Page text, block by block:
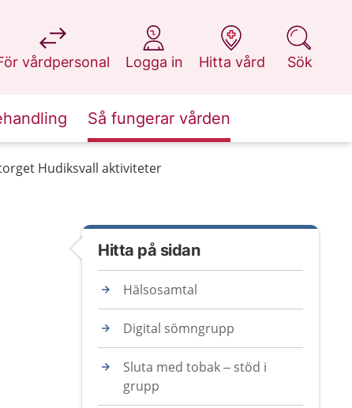
vårdpersonal
på 1177.se
Logga in
på 1177.se
Hitta vård
på 1177.se
Sök
på 1177.se
Så fungerar vården
Hudiksvall aktiviteter
Hitta på sidan
Hälsosamtal
Digital sömngrupp
Sluta med tobak – stöd i
grupp